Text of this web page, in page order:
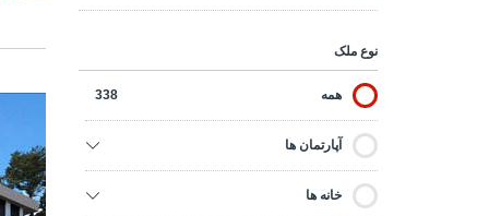
نوع ملک
همه 338
آپارتمان ها
خانه ها